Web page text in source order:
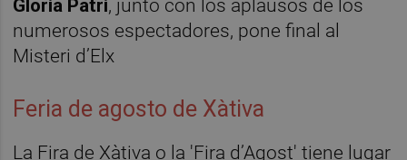
Gloria Patri, junto con los aplausos de los
numerosos espectadores, pone final al
Misteri d’Elx
Feria de agosto de Xàtiva
La Fira de Xàtiva o la 'Fira d’Agost' tiene lugar